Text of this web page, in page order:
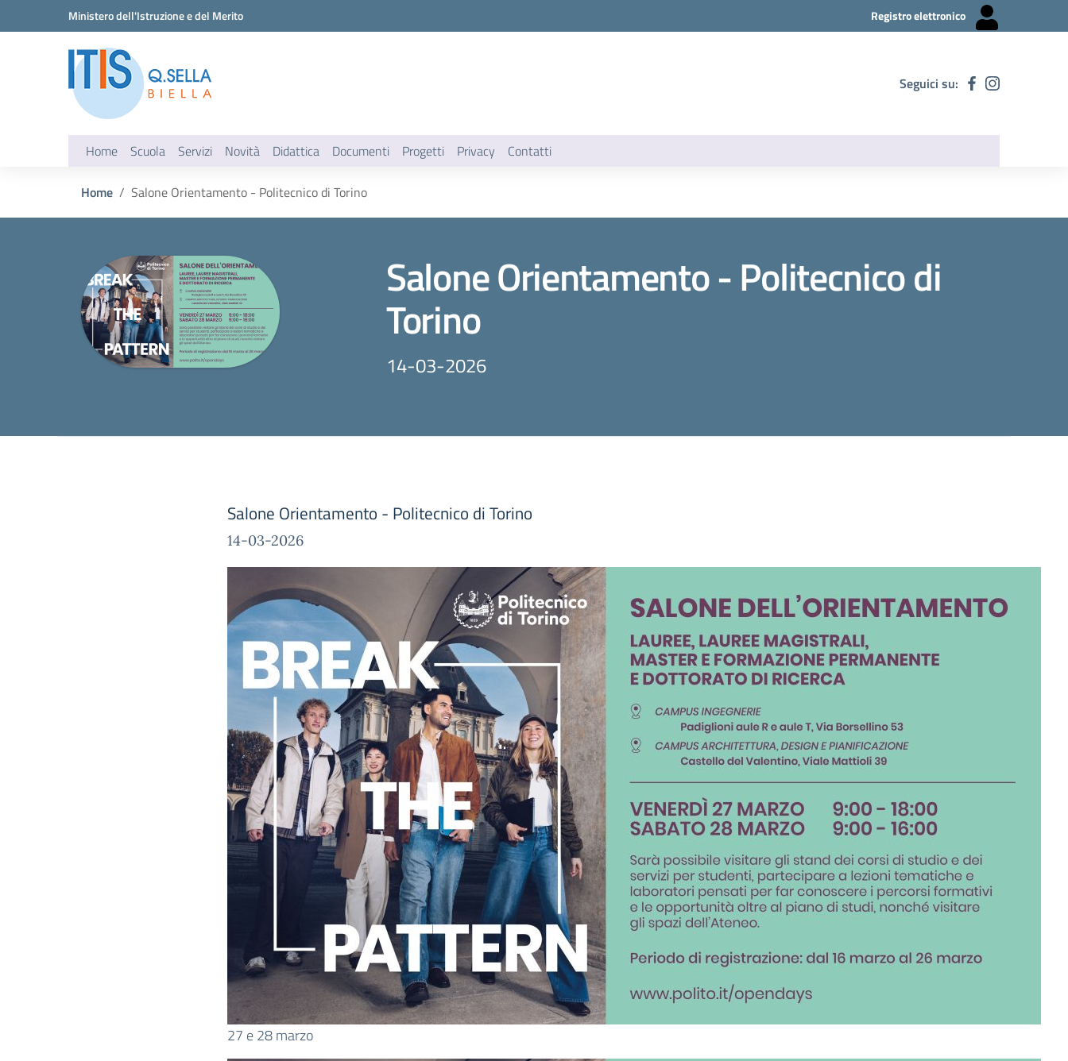
Vai ai contenuti
Vai al menu di navigazioneMinistero dell'Istruzione e del Merito Registro elettronico
Seguici su:
Home Scuola Servizi Novità Didattica Documenti Progetti Privacy Contatti
Home Salone Orientamento - Politecnico di Torino
Salone Orientamento - Politecnico di
Torino
14-03-2026
Salone Orientamento - Politecnico di Torino
14-03-2026
27 e 28 marzo